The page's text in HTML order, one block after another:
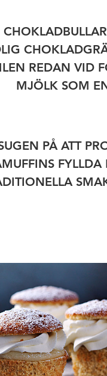
REDAN VID
MJÖLK SOM
PÅ ATT